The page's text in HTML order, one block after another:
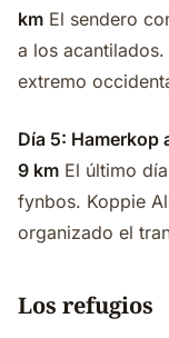
km El sendero
a los
extremo
Día 5: Hamerkop
9 km El último
fynbos. Koppie
organizado el
Los refugios